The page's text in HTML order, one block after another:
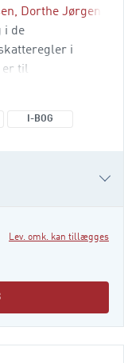
, Dorthe Jørgensen
i de
i
er til
indeholder
I-BOG
Lev. omk. kan tillægges